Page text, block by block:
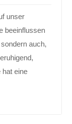
unser
beeinflussen
auch,
hat eine